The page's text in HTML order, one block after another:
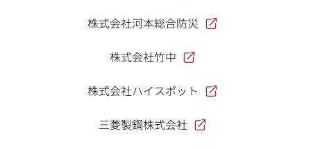
株式会社河本総合防災
株式会社竹中
株式会社ハイスポット
三菱製鋼株式会社